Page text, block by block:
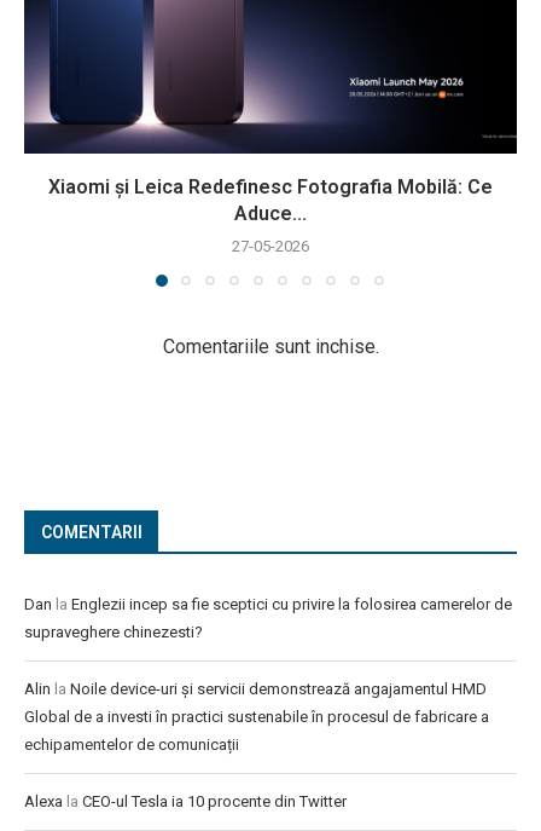
Xiaomi și Leica Redefinesc Fotografia Mobilă: Ce
Aduce...
27-05-2026
Comentariile sunt inchise.
COMENTARII
Dan la Englezii incep sa fie sceptici cu privire la folosirea camerelor de
supraveghere chinezesti?
Alin la Noile device-uri și servicii demonstrează angajamentul HMD
Global de a investi în practici sustenabile în procesul de fabricare a
echipamentelor de comunicații
Alexa la CEO-ul Tesla ia 10 procente din Twitter